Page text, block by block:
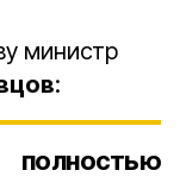
министр
: